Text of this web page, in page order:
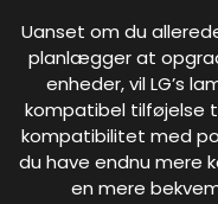
Uanset om du
planlægger at
enheder, vil LG’s
kompatibel tilføjelse
kompatibilitet med
du have endnu mere
en mere